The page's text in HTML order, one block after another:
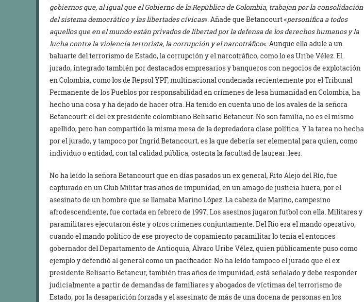
gobiernos que, al igual que el Gobierno de la República de Colombia, trabajan por la consolidación
del sistema democrático y las libertades cívicas«. Añade que Betancourt «personifica a todos
aquellos que en el mundo están privados de libertad por la defensa de los derechos humanos y la
lucha contra la violencia terrorista, la corrupción y el narcotráfico«. Aunque ella adule a un
baluarte del terrorismo de Estado, la corrupción y el narcotráfico, como lo es Uribe Vélez. El
jurado, integrado también por destacados empresarios y banqueros con negocios de explotación
en Colombia, como los de Repsol YPF, multinacional condenada recientemente por el Tribunal
Permanente de los Pueblos por responsabilidad en crímenes de lesa humanidad en Colombia, ha
hecho una cosa y ha dejado de hacer otra. Ha tenido en cuenta uno de los avales de la señora
Betancourt: el del ex presidente colombiano Belisario Betancur. No son familia, no es el mismo
apellido, pero han compartido la misma mesa de la depredadora clase política. Y la tarea no hecha
por el jurado, y tampoco por Ingrid Betancourt, es la que debería ser elemental para quien, como
individuo o entidad, con tal calidad pública, ostenta la facultad de laurear: leer.
No ha leído la señora Betancourt que en días pasados un ex general, Rito Alejo del Río, fue
capturado en un Club Militar tras años de impunidad, en un amago de justicia huera, por el
asesinato de un hombre que se llamaba Marino López. La cabeza de Marino, campesino
afrodescendiente, fue cortada en febrero de 1997. Los asesinos jugaron futbol con ella. Militares y
paramilitares ejecutaron éste y otros crímenes conjuntamente. Del Río era el mando operativo,
cuando el mando político de ese proyecto de copamiento paramilitar lo tenía el entonces
gobernador del Departamento de Antioquia, Álvaro Uribe Vélez, quien públicamente puso como
ejemplo y defendió al general como un pacificador. No ha leído tampoco el jurado que el ex
presidente Belisario Betancur, también tras años de impunidad, está señalado y debe responder
judicialmente a partir de demandas de familiares y abogados de víctimas del terrorismo de
Estado, por la desaparición forzada y el asesinato de más de una docena de personas en los